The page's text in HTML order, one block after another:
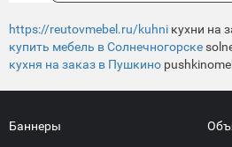
https://reutovmebel.ru/kuhni кухни на
купить мебель в Солнечногорске
кухня на заказ в Пушкино
Баннеры